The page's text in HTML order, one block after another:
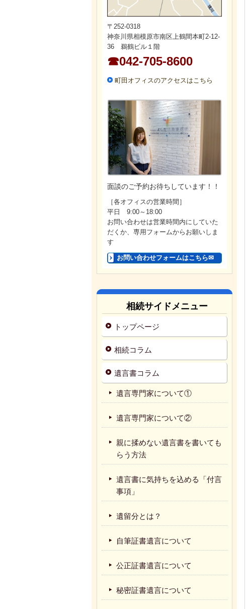
〒252-0318
神奈川県相模原市南区上鶴間本町2-12-
36 鵜鶴ビル１階
☎042-705-8600
町田オフィスのアクセスはこちら
面談のご予約お待ちしています！！
［各オフィスの営業時間］
平日 9:00～18:00
お問い合わせは営業時間内にしていた
だくか、専用フォームからお願いしま
す
お問い合わせフォームはこちら✉
相続サイドメニュー
トップページ
相続コラム
遺言書コラム
遺言専門家について①
遺言専門家について②
親に揉めない遺言書を書いても
らう方法
遺言書に気持ちを込める「付言
事項」
遺留分とは？
自筆証書遺言について
公正証書遺言について
秘密証書遺言について